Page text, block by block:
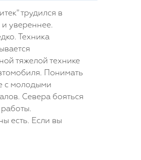
трудился в
увереннее.
Техника
тяжелой технике
Понимать
с молодыми
Севера бояться
есть. Если вы